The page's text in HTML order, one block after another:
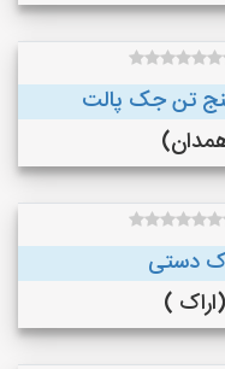
تن جک پالت
دستی